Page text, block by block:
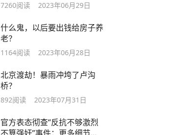
7260阅读 2023年06月29日
什么鬼，以后要出钱给房子养
老？
1164阅读 2023年06月28日
北京渡劫！暴雨冲垮了卢沟
桥？
892阅读 2023年07月31日
官方表态彻查“反抗不够激烈